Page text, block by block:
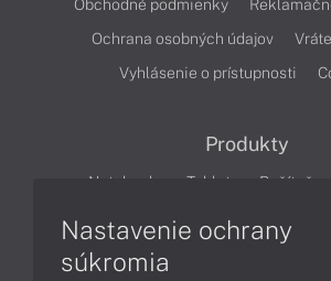
Obchodné podmienky
Ochrana osobných údajov
Vyhlásenie o prístupnosti
Produkty
Notebooky Tablety Počítače
Nastavenie ochrany
súkromia